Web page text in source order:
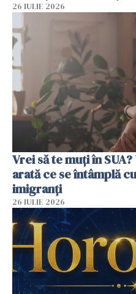
26 IULIE 2026
Vrei să te muți în
arată ce se întâmplă
imigranți
26 IULIE 2026